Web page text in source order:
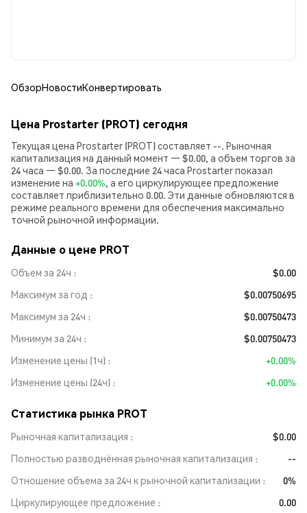
ОбзорНовостиКонвертировать
Цена Prostarter (PROT) сегодня
Текущая цена Prostarter (PROT) составляет --. Рыночная
капитализация на данный момент — $0.00, а объем торгов за
24 часа — $0.00. За последние 24 часа Prostarter показал
изменение на +0.00%, а его циркулирующее предложение
составляет приблизительно 0.00. Эти данные обновляются в
режиме реального времени для обеспечения максимально
точной рыночной информации.
Данные о цене PROT
Объем за 24ч
$0.00
Максимум за год
$0.00750695
Максимум за 24ч
$0.00750473
Минимум за 24ч
$0.00750473
Изменение цены (1ч)
+0.00%
Изменение цены (24ч)
+0.00%
Статистика рынка PROT
Рыночная капитализация
$0.00
Полностью разводнённая рыночная капитализация
--
Отношение объема за 24ч к рыночной капитализации
0%
Циркулирующее предложение
0.00